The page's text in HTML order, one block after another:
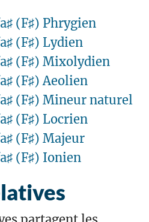
(F♯) Phrygien
(F♯) Lydien
(F♯) Mixolydien
(F♯) Aeolien
(F♯) Mineur naturel
(F♯) Locrien
(F♯) Majeur
(F♯) Ionien